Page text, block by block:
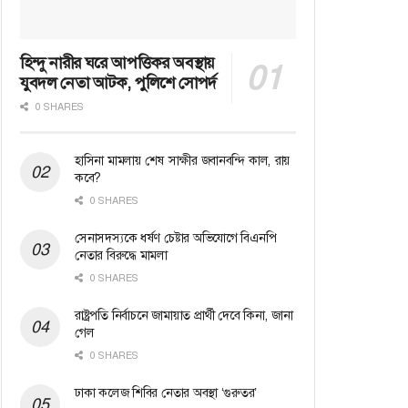
হিন্দু নারীর ঘরে আপত্তিকর অবস্থায়
যুবদল নেতা আটক, পুলিশে সোপর্দ
0 SHARES
হাসিনা মামলায় শেষ সাক্ষীর জবানবন্দি কাল, রায়
কবে?
0 SHARES
সেনাসদস্যকে ধর্ষণ চেষ্টার অভিযোগে বিএনপি
নেতার বিরুদ্ধে মামলা
0 SHARES
রাষ্ট্রপতি নির্বাচনে জামায়াত প্রার্থী দেবে কিনা, জানা
গেল
0 SHARES
ঢাকা কলেজ শিবির নেতার অবস্থা ‘গুরুতর’